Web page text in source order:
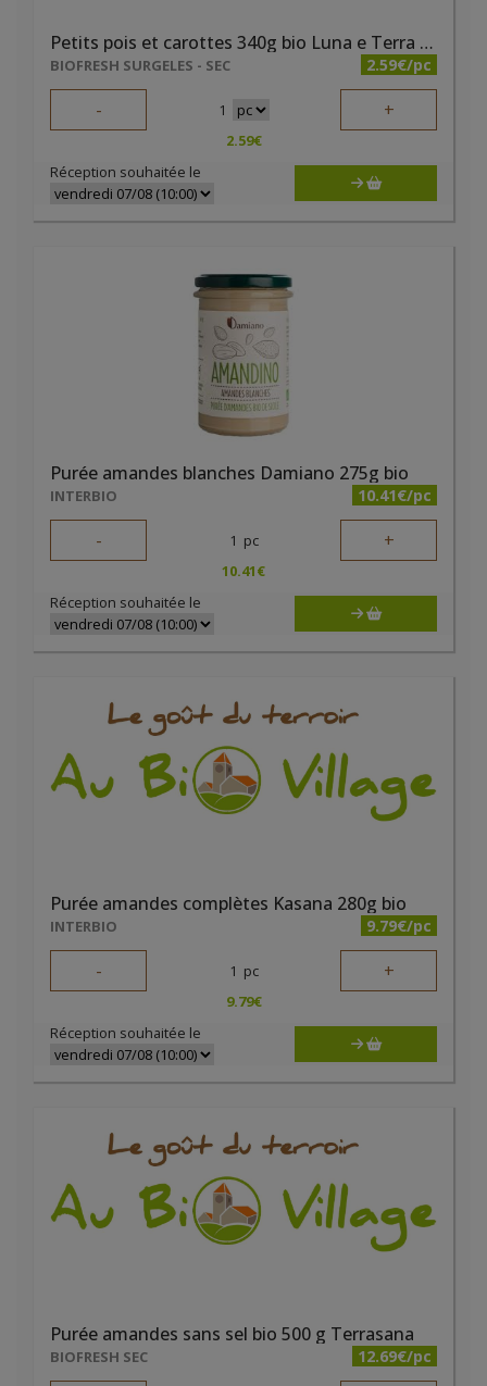
Petits pois et carottes 340g bio Luna e Terra DEMETER
BIOFRESH SURGELES - SEC 2.59€/pc
- 1 +
2.59€
Réception souhaitée le
Purée amandes blanches Damiano 275g bio
INTERBIO 10.41€/pc
- 1 pc +
10.41€
Réception souhaitée le
Purée amandes complètes Kasana 280g bio
INTERBIO 9.79€/pc
- 1 pc +
9.79€
Réception souhaitée le
Purée amandes sans sel bio 500 g Terrasana
BIOFRESH SEC 12.69€/pc